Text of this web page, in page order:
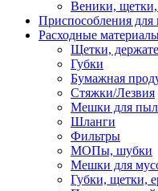
Веники, щетки,
Приспособления для
Расходные
Щетки,
Губки
Бумажная
Стяжки/Лезвия
Мешки для
Шланги
Фильтры
МОПы, шубки
Мешки для
Губки, щетки,